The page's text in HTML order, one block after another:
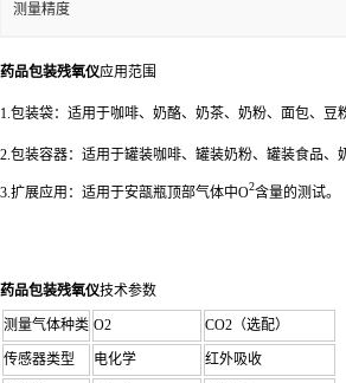
测量精度
药品包装残氧仪应用范围
1.包装袋：适用于咖啡、奶酪、奶茶、奶粉、面包、
2.包装容器：适用于罐装咖啡、罐装奶粉、罐装食品
3.扩展应用：适用于安瓿瓶顶部气体中O2含量的测试。
药品包装残氧仪技术参数
测量气体种类 O2 CO2（选配）
传感器类型 电化学 红外吸收